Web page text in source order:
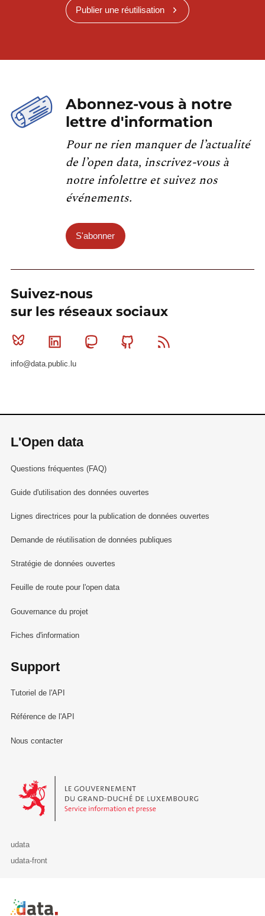
Publier une réutilisation
Abonnez-vous à notre
lettre d'information
Pour ne rien manquer de l’actualité
de l’open data, inscrivez-vous à
notre infolettre et suivez nos
événements.
S'abonner
Suivez-nous
sur les réseaux sociaux
Bluesky Linkedin MastodonGithub
info@data.public.lu
L'Open data
Questions fréquentes (FAQ)
Guide d'utilisation des données ouvertes
Lignes directrices pour la publication de données ouvertes
Demande de réutilisation de données publiques
Stratégie de données ouvertes
Feuille de route pour l'open data
Gouvernance du projet
Fiches d'information
Support
Tutoriel de l'API
Référence de l'API
Nous contacter
Le Gouvernement du Grand-Duché de Luxembourg - Service
udata
udata-front
Retour à l'accueil de data.public.lu